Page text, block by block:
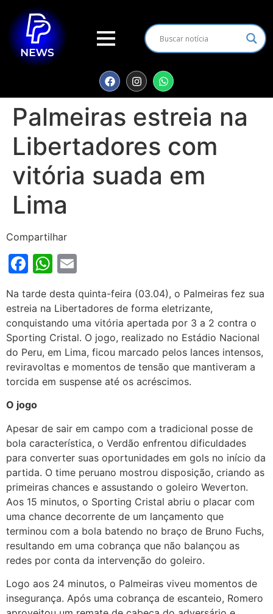
Palmeiras estreia na
Libertadores com
vitória suada em
Lima
Compartilhar
Facebook
WhatsApp
Na tarde desta quinta-feira (03.04), o Palmeiras fez sua
estreia na Libertadores de forma eletrizante,
conquistando uma vitória apertada por 3 a 2 contra o
Sporting Cristal. O jogo, realizado no Estádio Nacional
do Peru, em Lima, ficou marcado pelos lances intensos,
reviravoltas e momentos de tensão que mantiveram a
torcida em suspense até os acréscimos.
O jogo
Apesar de sair em campo com a tradicional posse de
bola característica, o Verdão enfrentou dificuldades
para converter suas oportunidades em gols no início da
partida. O time peruano mostrou disposição, criando as
primeiras chances e assustando o goleiro Weverton.
Aos 15 minutos, o Sporting Cristal abriu o placar com
uma chance decorrente de um lançamento que
terminou com a bola batendo no braço de Bruno Fuchs,
resultando em uma cobrança que não balançou as
redes por conta da intervenção do goleiro.
Logo aos 24 minutos, o Palmeiras viveu momentos de
insegurança. Após uma cobrança de escanteio, Romero